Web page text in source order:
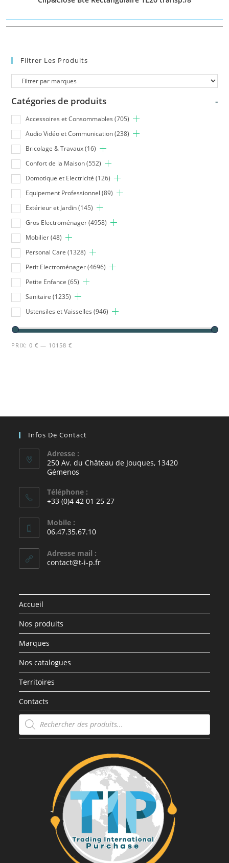
Filtrer Les Produits
Catégories de produits -
Accessoires et Consommables (705)
Audio Vidéo et Communication (238)
Bricolage & Travaux (16)
Confort de la Maison (552)
Domotique et Electricité (126)
Equipement Professionnel (89)
Extérieur et Jardin (145)
Gros Electroménager (4958)
Mobilier (48)
Personal Care (1328)
Petit Electroménager (4696)
Petite Enfance (65)
Sanitaire (1235)
Ustensiles et Vaisselles (946)
PRIX:0 € — 10158 €
Infos De Contact
Adresse :
250 Av. du Château de Jouques, 13420
Gémenos
Téléphone :
+33 (0)4 42 01 25 27
Mobile :
06.47.35.67.10
Adresse mail :
contact@t-i-p.fr
Accueil
Nos produits
Marques
Nos catalogues
Territoires
Contacts
Recherche
de
produits